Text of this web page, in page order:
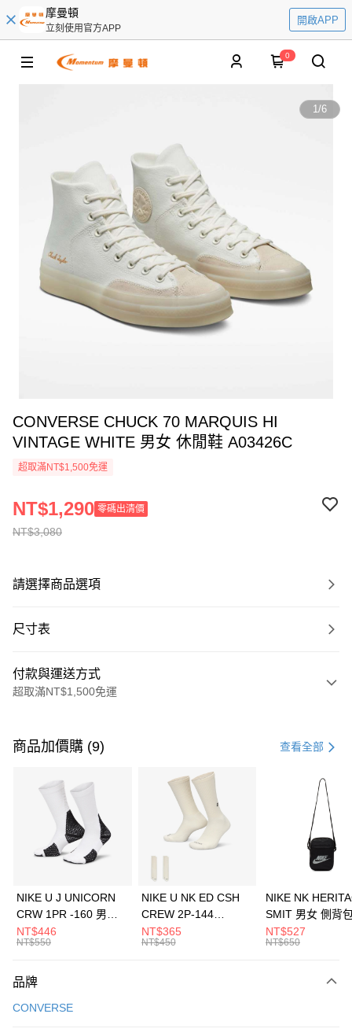
摩曼頓
立刻使用官方APP
開啟APP
0
1/6
CONVERSE CHUCK 70 MARQUIS HI
VINTAGE WHITE 男女 休閒鞋 A03426C
超取滿NT$1,500免運
NT$3,080
NT$1,290 零碼出清價
請選擇商品選項
尺寸表
付款與運送方式
超取滿NT$1,500免運
信用卡一次付款
3 期 0 利率 每期 21家銀行
合作金庫商業銀行
第一商業銀行
華南商業銀行
彰化商業銀行
上海商業儲蓄銀行
元大商業銀行
台灣樂天信用卡公司
Apple Pay
全盈+PAY
AFTEE先享後付
【關於「AFTEE先享後付」】
便利好安心！
運送方式
商品加價購 (9) 查看全部
NIKE U J UNICORN
CRW 1PR -160 男女
中統襪 FZ3393100
NT$446
NT$550
NIKE U NK ED CSH
CREW 2P-144
EMBRDY 男女 短統襪
FZ3073133
NT$365
NT$450
NIKE NK
SMIT 男女 側背
BA5871010
NT$527
NT$650
品牌
CONVERSE